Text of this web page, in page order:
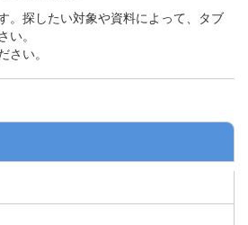
。探したい対象や資料によって、タブ
。
い。